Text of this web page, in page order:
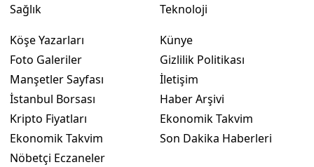
Sağlık
Teknoloji
Köşe Yazarları
Foto Galeriler
Manşetler Sayfası
İstanbul Borsası
Kripto Fiyatları
Ekonomik Takvim
Nöbetçi Eczaneler
Künye
Gizlilik Politikası
İletişim
Haber Arşivi
Ekonomik Takvim
Son Dakika Haberleri